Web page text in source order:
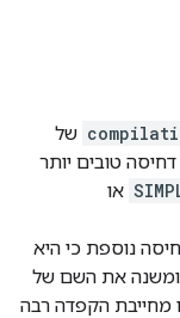
של
דחיסה טובים יותר
או
נוספת כי היא
ומשנה את השם של
מחייבת הקפדה רבה